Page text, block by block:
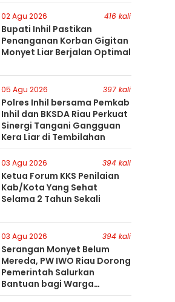
02 Agu 2026 416 kali
Bupati Inhil Pastikan
Penanganan Korban Gigitan
Monyet Liar Berjalan Optimal
05 Agu 2026 397 kali
Polres Inhil bersama Pemkab
Inhil dan BKSDA Riau Perkuat
Sinergi Tangani Gangguan
Kera Liar di Tembilahan
03 Agu 2026 394 kali
Ketua Forum KKS Penilaian
Kab/Kota Yang Sehat
Selama 2 Tahun Sekali
03 Agu 2026 394 kali
Serangan Monyet Belum
Mereda, PW IWO Riau Dorong
Pemerintah Salurkan
Bantuan bagi Warga
Terdampak